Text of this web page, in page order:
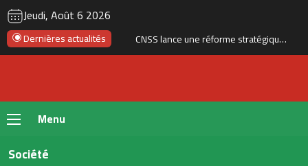
Jeudi, Août 6 2026
Dernières actualités CNSS lance une réforme stratégique de son système de gestion interne pour 1,2 million de dirhams
Menu
Société